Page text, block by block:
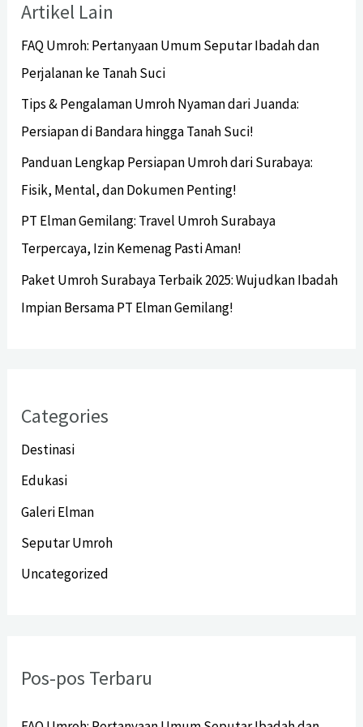
Artikel Lain
FAQ Umroh: Pertanyaan Umum Seputar Ibadah dan
Perjalanan ke Tanah Suci
Tips & Pengalaman Umroh Nyaman dari Juanda:
Persiapan di Bandara hingga Tanah Suci!
Panduan Lengkap Persiapan Umroh dari Surabaya:
Fisik, Mental, dan Dokumen Penting!
PT Elman Gemilang: Travel Umroh Surabaya
Terpercaya, Izin Kemenag Pasti Aman!
Paket Umroh Surabaya Terbaik 2025: Wujudkan Ibadah
Impian Bersama PT Elman Gemilang!
Categories
Destinasi
Edukasi
Galeri Elman
Seputar Umroh
Uncategorized
Pos-pos Terbaru